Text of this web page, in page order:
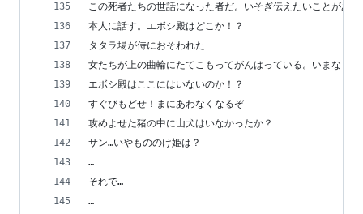
この死者たちの世話になった者だ。いそぎ伝えたいことがあ
本人に話す。エボシ殿はどこか！？
タタラ場が侍におそわれた
女たちが上の曲輪にたてこもってがんはっている。いまなら
エボシ殿はここにはいないのか！？
すぐびもどせ！まにあわなくなるぞ
攻めよせた猪の中に山犬はいなかったか？
サン…いやもののけ姫は？
…
それで…
…